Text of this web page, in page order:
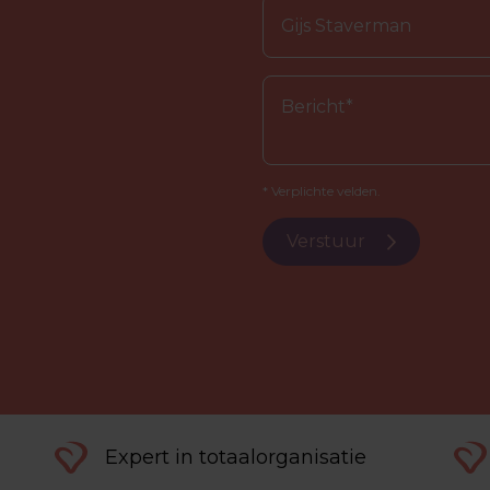
* Verplichte velden.
Verstuur
Expert in totaalorganisatie